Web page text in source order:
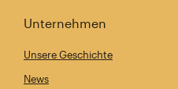
Unternehmen
Unsere Geschichte
News